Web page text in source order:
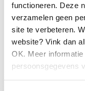
functioneren. Deze
verzamelen geen
site te verbeteren.
website? Vink dan
OK. Meer
persoonsgegevens
4. AI &
voor
Alice Ting van The
intelligence vanuit